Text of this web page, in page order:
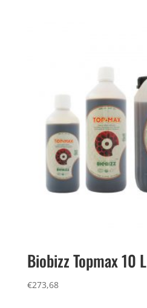
Biobizz Topmax 10 L
€273,68